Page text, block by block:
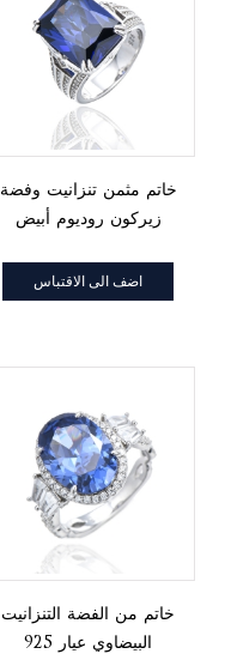
خاتم مثمن تنزانيت وفضة
زيركون روديوم أبيض
اضف الى الاقتباس
خاتم من الفضة التنزانيت
البيضاوي عيار 925